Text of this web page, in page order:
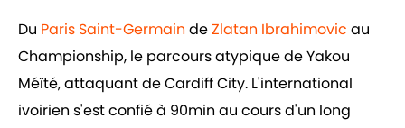
Du Paris Saint-Germain deZlatan Ibrahimovic au
Championship, le parcours atypique de Yakou
Méïté, attaquant de Cardiff City. L'international
ivoirien s'est confié à 90min au cours d'un long